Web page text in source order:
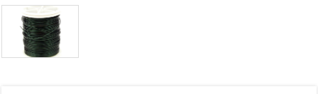
afișa
conținut și
reclame
relevante,